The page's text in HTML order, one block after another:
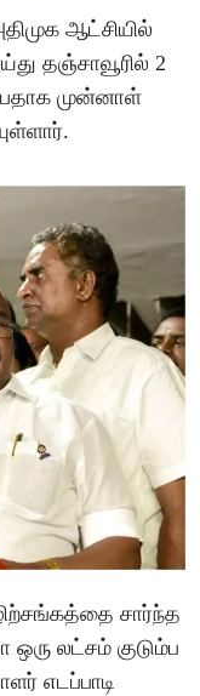
ஆட்சியில்
தஞ்சாவூரில் 2
முன்னாள்
சார்ந்த
லட்சம் குடும்ப
எடப்பாடி